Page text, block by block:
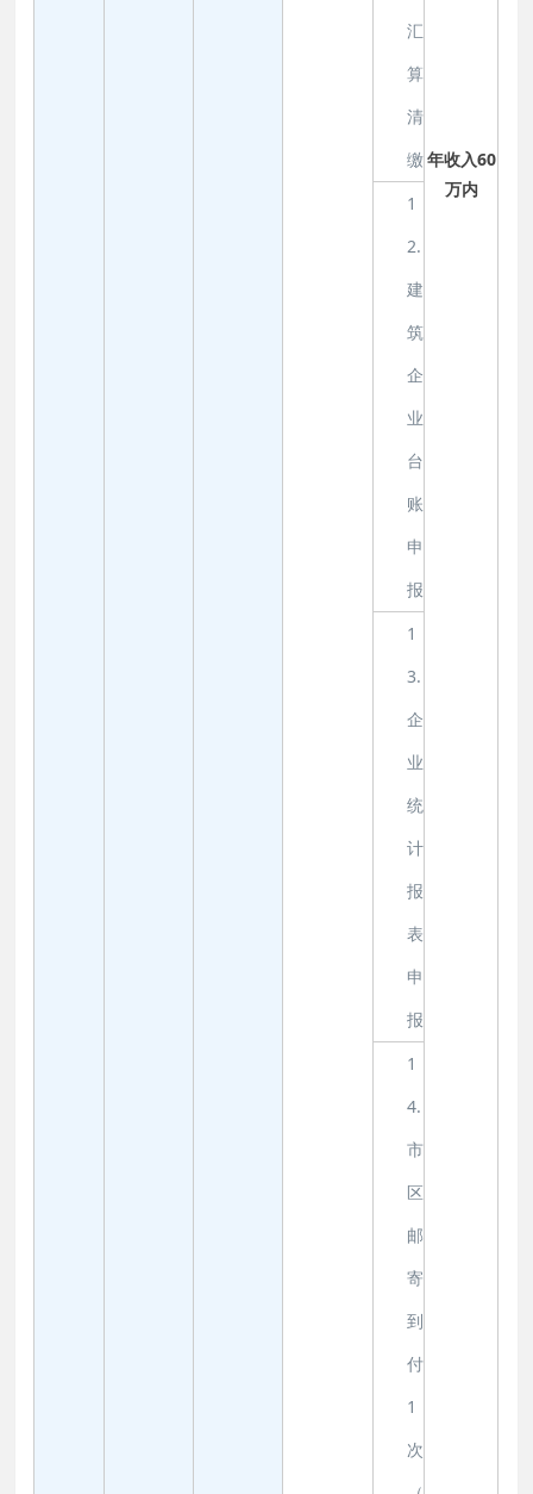
年收入60
万内
汇
算
清
缴
1
2.
建
筑
企
业
台
账
申
报
1
3.
企
业
统
计
报
表
申
报
1
4.
市
区
邮
寄
到
付
1
次